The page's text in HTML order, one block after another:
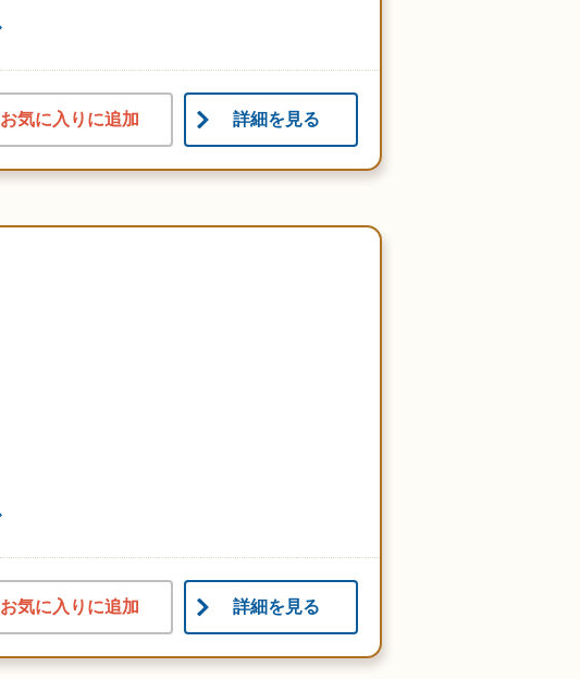
お気に入りに追加 詳細を見る
お気に入りに追加 詳細を見る